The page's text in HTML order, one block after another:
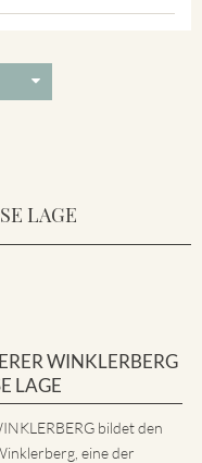
LAGE
WINKLERBERG
LAGE
bildet den
eine der